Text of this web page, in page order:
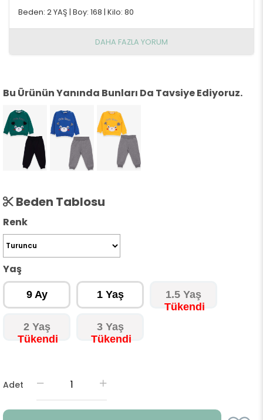
Beden: 2 YAŞ | Boy: 168 | Kilo: 80
DAHA FAZLA YORUM
Bu Ürünün Yanında Bunları Da Tavsiye Ediyoruz.
Beden Tablosu
Renk
Yaş
9 Ay 1 Yaş 1.5 Yaş
2 Yaş 3 Yaş
Adet